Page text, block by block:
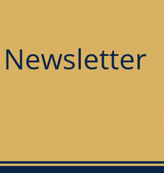
Newsletter